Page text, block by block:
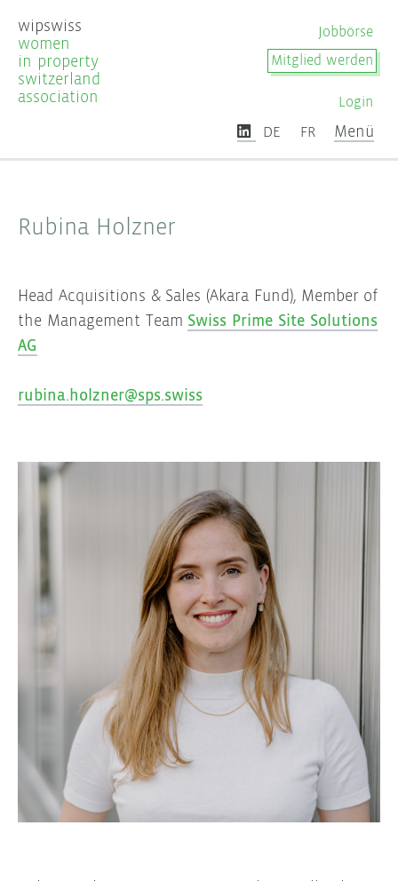
wipswiss
women
in property
switzerland
association
Jobbörse
Mitglied werden
Login
DE FR Menü
Rubina Holzner
Head Acquisitions & Sales (Akara Fund), Member of
the Management Team Swiss Prime Site Solutions
AG
rubina.holzner@sps.swiss